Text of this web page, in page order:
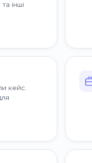
інші
кейс.